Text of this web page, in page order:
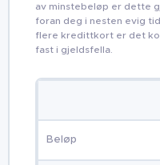
av minstebeløp er dette
foran deg i nesten evig
flere kredittkort er det
fast i gjeldsfella.
Beløp